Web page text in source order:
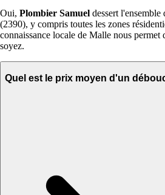
Oui, Plombier Samuel dessert l'ensemble
(2390), y compris toutes les zones
connaissance locale de Malle nous permet
soyez.
Quel est le prix moyen d'un